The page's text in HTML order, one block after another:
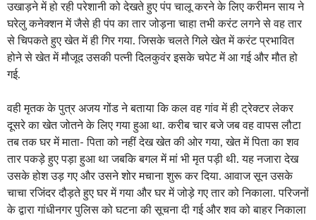
उखाड़ने में हो रही परेशानी को देखते हुए पंप चालू करने के लिए करीमन साय ने
घरेलु कनेक्शन में जैसे ही पंप का तार जोड़ना चाहा तभी करंट लगने से वह तार
से चिपकते हुए खेत में ही गिर गया. जिसके चलते गिले खेत में करंट प्रभावित
होने से खेत में मौजूद उसकी पत्नी दिलकुवंर इसके चपेट में आ गई और मौत हो
गई.
वही मृतक के पुत्र अजय गोंड ने बताया कि कल वह गांव में ही ट्रेक्टर लेकर
दूसरे का खेत जोतने के लिए गया हुआ था. करीब चार बजे जब वह वापस लौटा
तब तक घर में माता- पिता को नहीं देख खेत की ओर गया, खेत में पिता का शव
तार पकड़े हुए पड़ा हुआ था जबकि बगल में मां भी मृत पड़ी थी. यह नजारा देख
उसके होश उड़ गए और उसने शोर मचाना शुरू कर दिया. आवाज सून उसके
चाचा रजिंदर दौड़ते हुए घर में गया और घर में जोड़े गए तार को निकाला. परिजनों
के द्वारा गांधीनगर पुलिस को घटना की सूचना दी गई और शव को बाहर निकाला